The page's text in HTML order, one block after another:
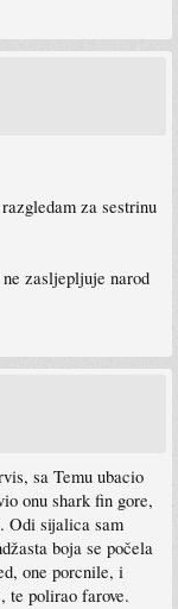
za sestrinu
zasljepljuje narod
sa Temu ubacio
onu shark fin gore,
Odi sijalica sam
boja se počela
one porcnile, i
te polirao farove.